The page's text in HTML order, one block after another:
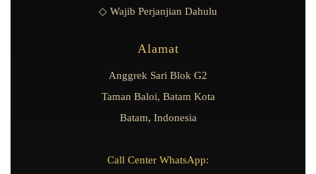
◇ Wajib Perjanjian Dahulu
Alamat
Anggrek Sari Blok G2
Taman Baloi, Batam Kota
Batam, Indonesia
Call Center WhatsApp: